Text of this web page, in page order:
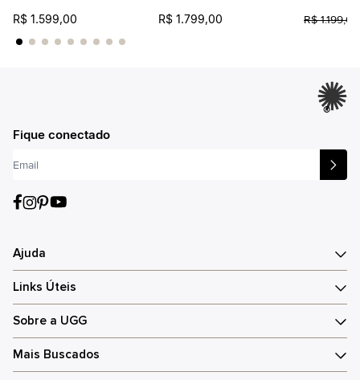
R$ 1.599,00
R$ 1.799,00
R$ 1.199,00
®
Fique conectado
Ajuda
Links Úteis
Sobre a UGG
Mais Buscados